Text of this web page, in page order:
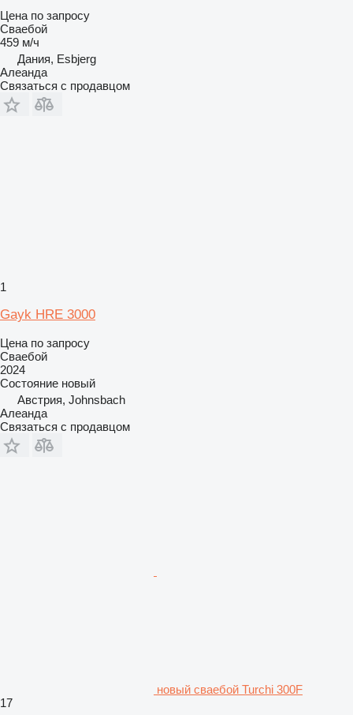
Цена по запросу
Сваебой
459 м/ч
Дания, Esbjerg
Алеанда
Связаться с продавцом
1
Gayk HRE 3000
Цена по запросу
Сваебой
2024
Состояние новый
Австрия, Johnsbach
Алеанда
Связаться с продавцом
новый сваебой Turchi 300F
17